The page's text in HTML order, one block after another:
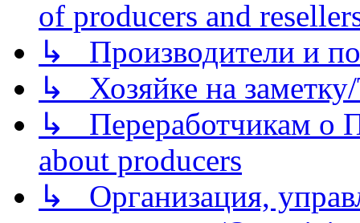
of producers and
↳ Производители и
↳ Хозяйке на
↳ Переработчикам о
about producers
↳ Организация,